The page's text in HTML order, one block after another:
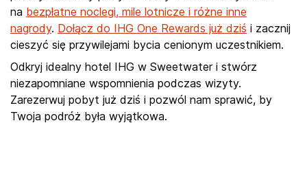
na bezpłatne noclegi, mile lotnicze i różne inne
nagrody. Dołącz do IHG One Rewards już dziś i zacznij
cieszyć się przywilejami bycia cenionym uczestnikiem.
Odkryj idealny hotel IHG w Sweetwater i stwórz
niezapomniane wspomnienia podczas wizyty.
Zarezerwuj pobyt już dziś i pozwól nam sprawić, by
Twoja podróż była wyjątkowa.